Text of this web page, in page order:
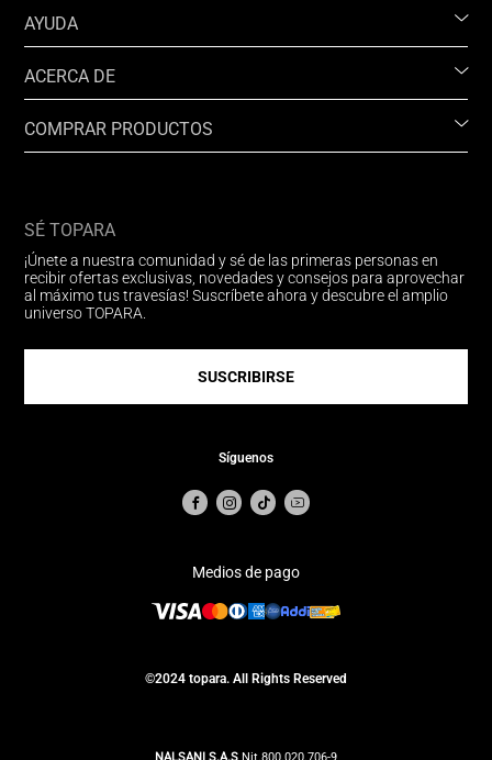
AYUDA
ACERCA DE
COMPRAR PRODUCTOS
SÉ TOPARA
¡Únete a nuestra comunidad y sé de las primeras personas en
recibir ofertas exclusivas, novedades y consejos para aprovechar
al máximo tus travesías! Suscríbete ahora y descubre el amplio
universo TOPARA.
SUSCRIBIRSE
Síguenos
Medios de pago
©2024 topara. All Rights Reserved